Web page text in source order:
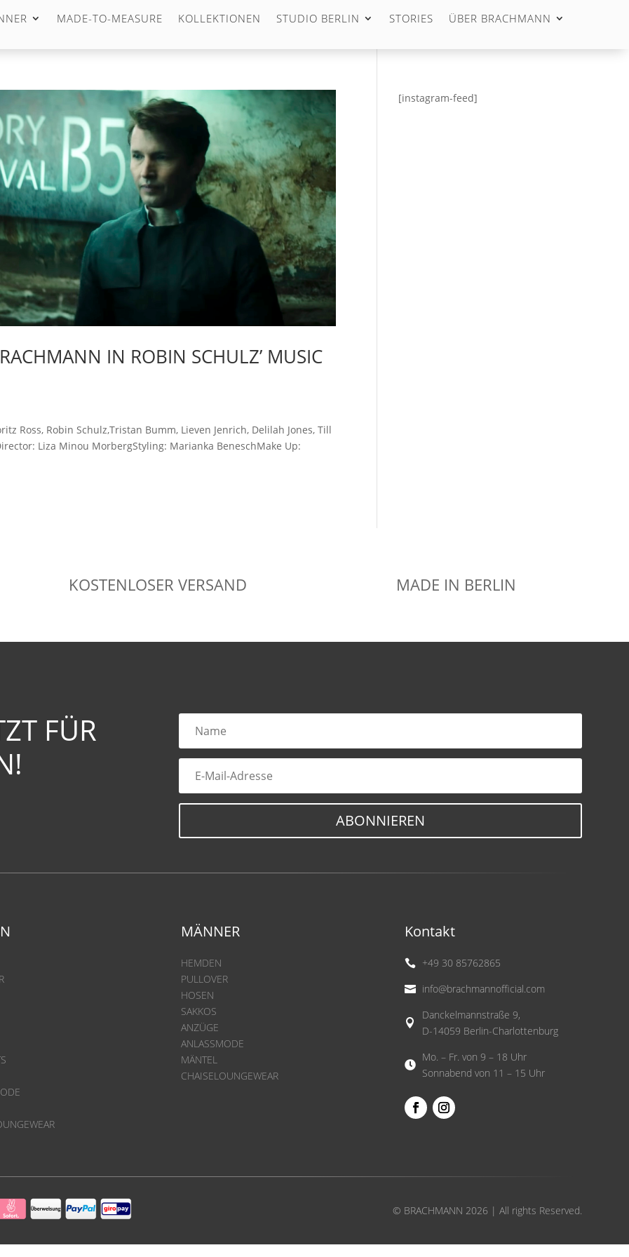
MADE-TO-MEASURE KOLLEKTIONEN STUDIO BERLIN STORIES
ÜBER BRACHMANN
IN ROBIN SCHULZ’ MUSIC
Ross, Robin Schulz,Tristan Bumm, Lieven Jenrich, Delilah Jones, Till
Liza Minou MorbergStyling: Marianka BeneschMake Up:
[instagram-feed]
KOSTENLOSER VERSAND MADE IN BERLIN
FÜR
ABONNIEREN
MÄNNER
HEMDEN
PULLOVER
HOSEN
SAKKOS
ANZÜGE
ANLASSMODE
MÄNTEL
CHAISELOUNGEWEAR
Kontakt
 +49 30 85762865
 info@brachmannofficial.com

Danckelmannstraße 9,
D-14059 Berlin-Charlottenburg

Mo. – Fr. von 9 – 18 Uhr
Sonnabend von 11 – 15 Uhr
© BRACHMANN 2026 | All rights Reserved.